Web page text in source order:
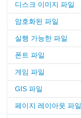
디스크 이미지 파일
암호화된 파일
실행 가능한 파일
폰트 파일
게임 파일
GIS 파일
페이지 레이아웃 파일